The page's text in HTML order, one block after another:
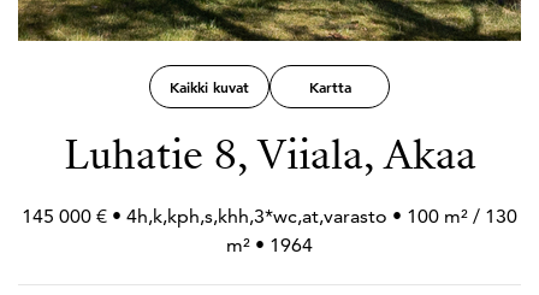
Kaikki kuvat Kartta
Luhatie 8, Viiala, Akaa
145 000 € • 4h,k,kph,s,khh,3*wc,at,varasto • 100 m² / 130
m² • 1964